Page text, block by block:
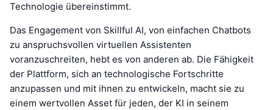
Technologie übereinstimmt.
Das Engagement von Skillful AI, von einfachen Chatbots
zu anspruchsvollen virtuellen Assistenten
voranzuschreiten, hebt es von anderen ab. Die Fähigkeit
der Plattform, sich an technologische Fortschritte
anzupassen und mit ihnen zu entwickeln, macht sie zu
einem wertvollen Asset für jeden, der KI in seinem